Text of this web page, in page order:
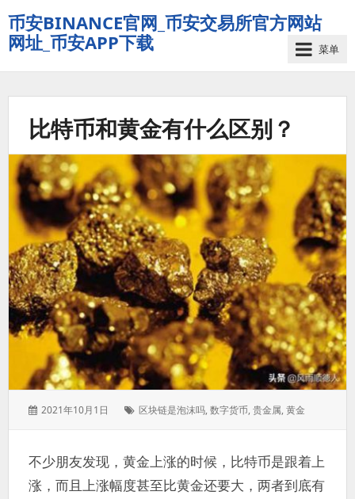
币安BINANCE官网_币安交易所官方网站
网址_币安APP下载
菜单
比特币和黄金有什么区别？
发
2021年10月1日
标
区块链是泡沫吗,数字货币,贵金属,黄金
不少朋友发现，黄金上涨的时候，比特币是跟着上
涨，而且上涨幅度甚至比黄金还要大，两者到底有